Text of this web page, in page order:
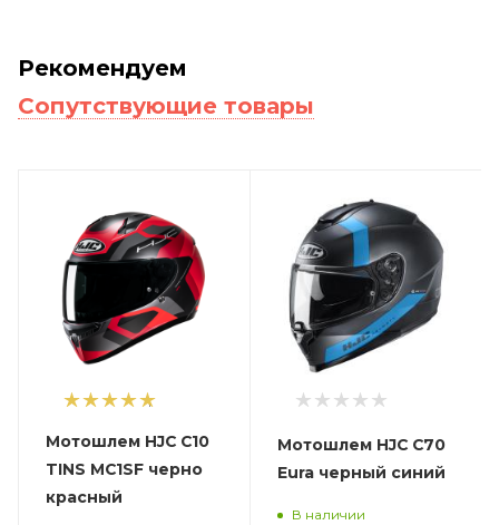
Рекомендуем
Сопутствующие товары
1
Мотошлем HJC C10
TINS MC1SF черно
красный
Мотошлем HJC C70
Eura черный синий
В наличии